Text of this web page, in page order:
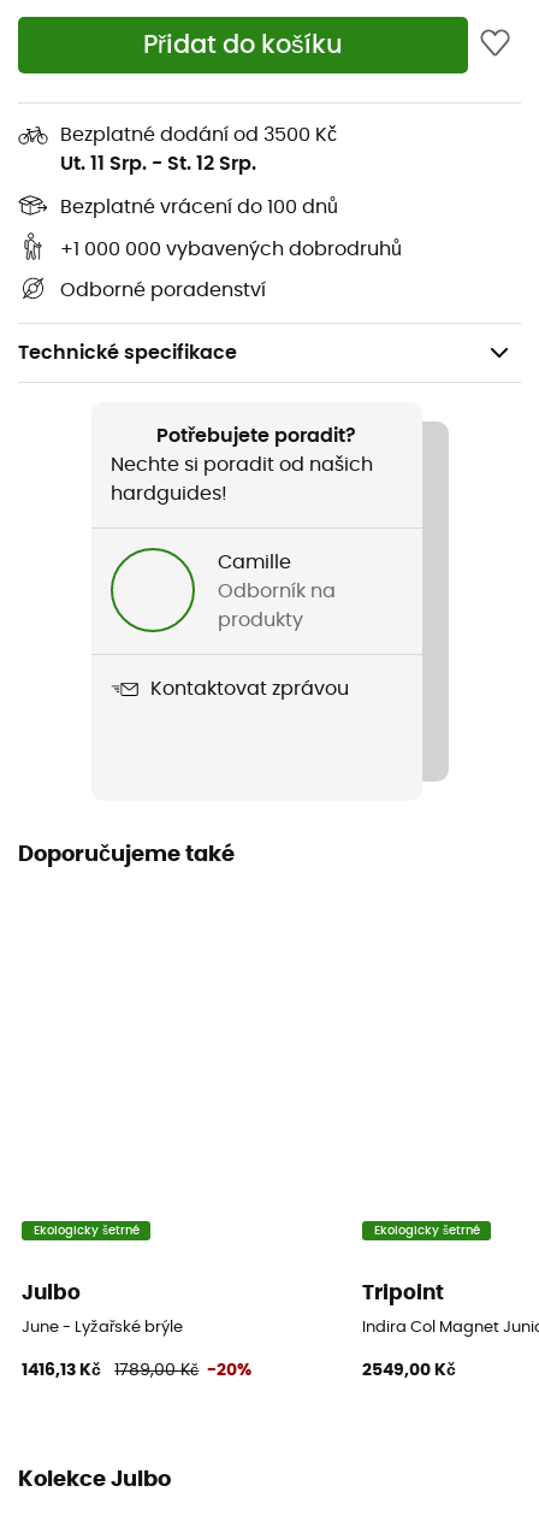
Přidat do košíku
Bezplatné dodání od 3500 Kč
Ut. 11 Srp. - St. 12 Srp.
Bezplatné vrácení do 100 dnů
+1 000 000 vybavených dobrodruhů
Odborné poradenství
Technické specifikace
Lyžování / Snowboard
Název produktu
Tvar skel
Zaručený původ v Evropě
Typ skel
Fotochromatické
Over the glasses (OTG)
Velikost obličeje
Potřebujete poradit?
Nechte si poradit od našich
hardguides!
Camille
Odborník na
produkty
Kontaktovat zprávou
Doporučujeme také
Ekologicky šetrné
Julbo
June - Lyžařské brýle
1416,13 Kč 1789,00 Kč -20%
Ekologicky šetrné
Tripoint
Indira Col Magnet
2549,00 Kč
Kolekce Julbo